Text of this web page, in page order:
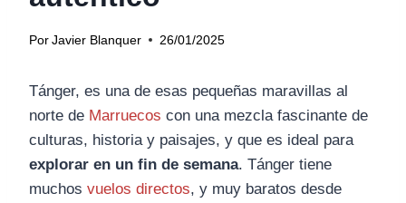
Por Javier Blanquer 26/01/2025
Tánger, es una de esas pequeñas maravillas al
norte de Marruecos con una mezcla fascinante de
culturas, historia y paisajes, y que es ideal para
explorar en un fin de semana. Tánger tiene
muchos vuelos directos, y muy baratos desde